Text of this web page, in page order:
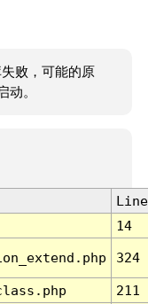
败，可能的原
动。
Line
14
324
211